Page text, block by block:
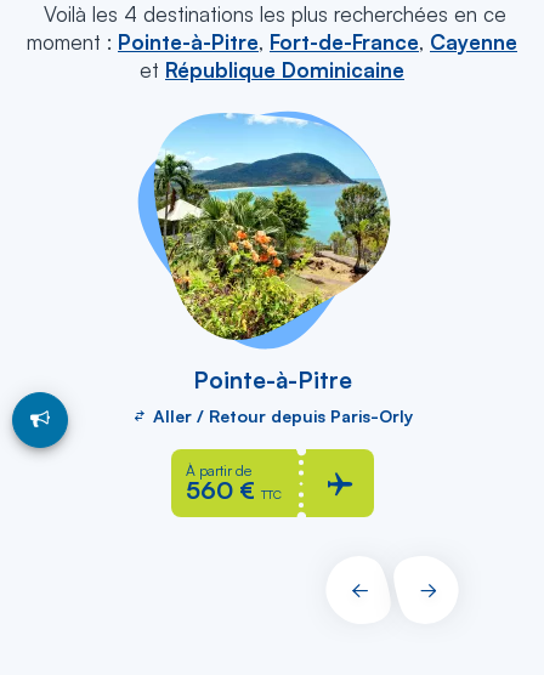
Voilà les 4 destinations les plus recherchées en ce
moment : Pointe-à-Pitre, Fort-de-France, Cayenne
et République Dominicaine
Pointe-à-Pitre
Aller / Retour depuis Paris-Orly
À partir de
560 € TTC
PRÉCÉDENT
SUIVANT